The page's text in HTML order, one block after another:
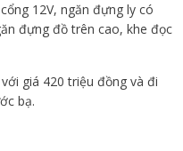
12V, ngăn đựng ly có
đựng đồ trên cao, khe đọc
giá 420 triệu đồng và đi
bạ.